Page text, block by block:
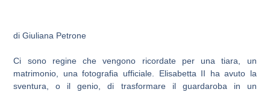
di Giuliana Petrone
Ci sono regine che vengono ricordate per una tiara, un
matrimonio, una fotografia ufficiale. Elisabetta II ha avuto la
sventura, o il genio, di trasformare il guardaroba in un